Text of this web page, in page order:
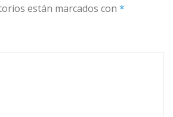
están marcados con *